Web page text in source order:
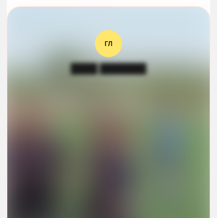
ГЛ
████ ███████